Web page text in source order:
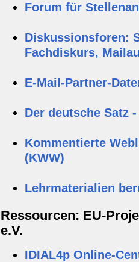
Forum für
Diskussionsforen:
Fachdiskurs,
E-Mail-Partner-
Der deutsche Satz
Kommentierte
(KWW)
Lehrmaterialien
Ressourcen: EU-
e.V.
IDIAL4p Online-